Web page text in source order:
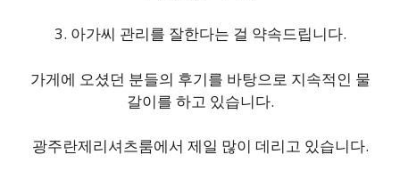
3. 아가씨 관리를 잘한다는 걸 약속드립니다.
가게에 오셨던 분들의 후기를 바탕으로 지속적인 물
갈이를 하고 있습니다.
광주란제리셔츠룸에서 제일 많이 데리고 있습니다.